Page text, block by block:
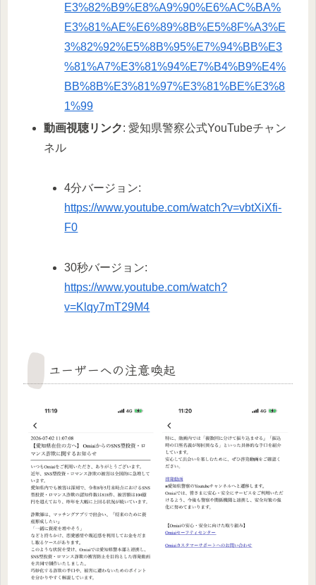
E3%82%B9%E8%A9%90%E6%AC%BA%
E3%81%AE%E6%89%8B%E5%8F%A3%E
3%82%92%E5%8B%95%E7%94%BB%E3
%81%A7%E3%81%94%E7%B4%B9%E4%
BB%8B%E3%81%97%E3%81%BE%E3%8
1%99
動画視聴リンク: 愛知県警察公式YouTubeチャン
ネル
4分バージョン:
https://www.youtube.com/watch?v=vbtXiXfi-
F0
30秒バージョン:
https://www.youtube.com/watch?
v=Klqy7mT29M4
ユーザーへの注意喚起